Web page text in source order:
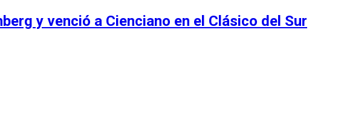
y venció a Cienciano en el Clásico del Sur